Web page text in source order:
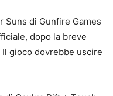
Suns di Gunfire Games
dopo la breve
gioco dovrebbe uscire